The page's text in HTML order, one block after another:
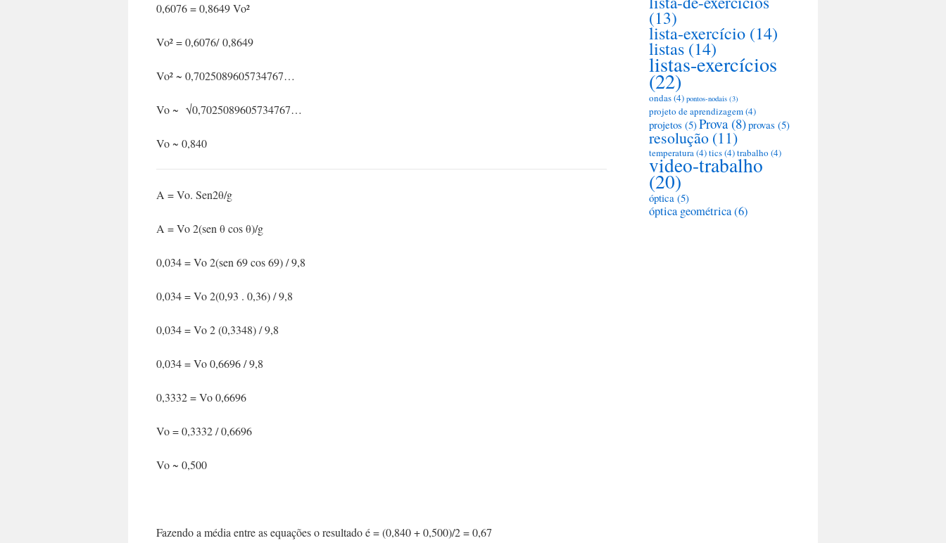
0,6076 = 0,8649 Vo²
Vo² = 0,6076/ 0,8649
Vo² ~ 0,7025089605734767…
Vo ~ √0,7025089605734767…
Vo ~ 0,840
A = Vo. Sen2θ/g
A = Vo 2(sen θ cos θ)/g
0,034 = Vo 2(sen 69 cos 69) / 9,8
0,034 = Vo 2(0,93 . 0,36) / 9,8
0,034 = Vo 2 (0,3348) / 9,8
0,034 = Vo 0,6696 / 9,8
0,3332 = Vo 0,6696
Vo = 0,3332 / 0,6696
Vo ~ 0,500
Fazendo a média entre as equações o resultado é = (0,840 + 0,500)/2 = 0,67
(13)
lista-exercício (14)
listas (14)
listas-exercícios
(22)
ondas(4) pontos-nodais (3)
projeto de aprendizagem(4)
projetos (5)Prova(8)provas (5)
resolução (11)
temperatura(4)tics(4)trabalho (4)
video-trabalho
(20)
óptica (5)
óptica geométrica(6)